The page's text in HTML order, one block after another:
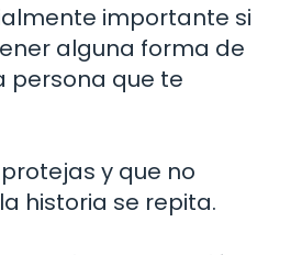
importante si
alguna forma de
persona que te
y que no
historia se repita.